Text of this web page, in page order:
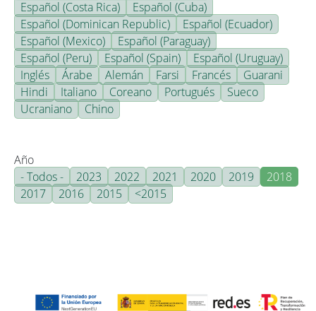
Español (Costa Rica)
Español (Cuba)
Español (Dominican Republic)
Español (Ecuador)
Español (Mexico)
Español (Paraguay)
Español (Peru)
Español (Spain)
Español (Uruguay)
Inglés
Árabe Alemán Farsi Francés
Guarani
Hindi
Italiano Coreano Portugués
Sueco
Ucraniano
Chino
Año
- Todos -
2023 2022 2021 2020 2019
2018
2017
2016 2015 <2015